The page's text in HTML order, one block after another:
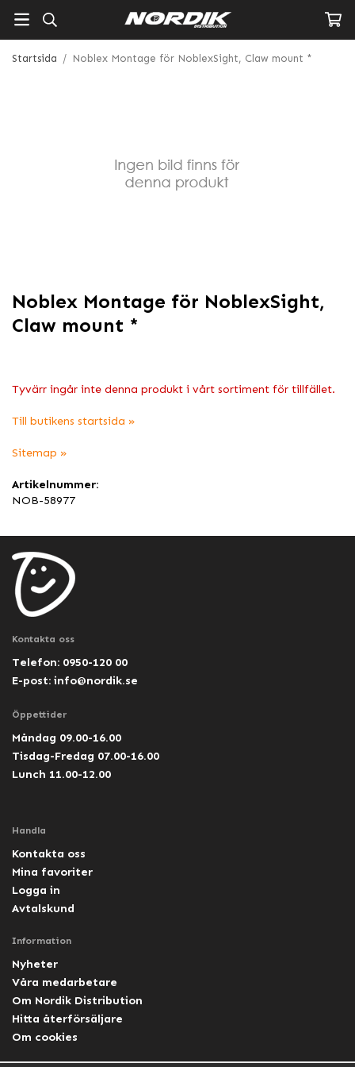
Startsida / Noblex Montage för NoblexSight, Claw mount *
Noblex Montage för NoblexSight,
Claw mount *
Tyvärr ingår inte denna produkt i vårt sortiment för tillfället.
Till butikens startsida »
Sitemap »
Artikelnummer:
NOB-58977
Kontakta oss
Telefon: 0950-120 00
E-post: info@nordik.se
Öppettider
Måndag 09.00-16.00
Tisdag-Fredag 07.00-16.00
Lunch 11.00-12.00
Handla
Kontakta oss
Mina favoriter
Logga in
Avtalskund
Information
Nyheter
Våra medarbetare
Om Nordik Distribution
Hitta återförsäljare
Om cookies